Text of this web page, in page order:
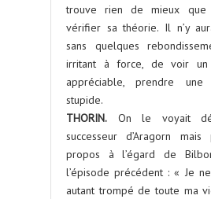
trouve rien de mieux que
vérifier sa théorie. Il n’y
sans quelques
irritant à force, de voir un
appréciable, prendre une
stupide.
THORIN. On le voyait
successeur d’Aragorn
propos à l’égard de
l’épisode précédent : « Je
autant trompé de toute ma